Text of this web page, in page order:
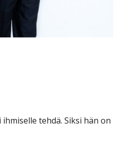
tehdä. Siksi hän on